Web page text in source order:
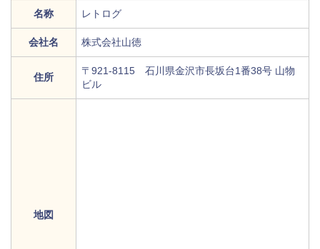
名称 レトログ
会社名 株式会社山徳
住所
〒921-8115 石川県金沢市長坂台1番38号 山物
ビル
地図